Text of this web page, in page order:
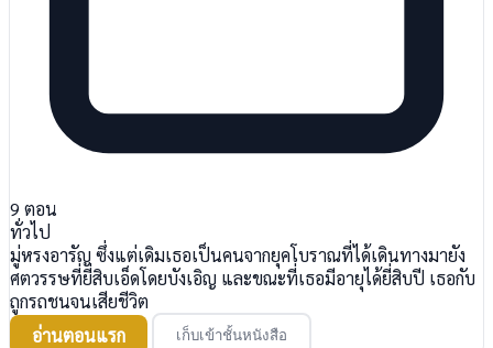
9 ตอน
ทั่วไป
มู่หรงอารัญ ซึ่งแต่เดิมเธอเป็นคนจากยุคโบราณที่ได้เดินทางมายัง
ศตวรรษที่ยี่สิบเอ็ดโดยบังเอิญ และขณะที่เธอมีอายุได้ยี่สิบปี เธอกับ
ถูกรถชนจนเสียชีวิต
อ่านตอนแรก
เก็บเข้าชั้นหนังสือ